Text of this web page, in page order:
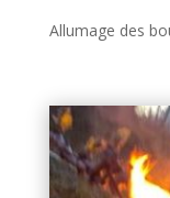
Allumage des